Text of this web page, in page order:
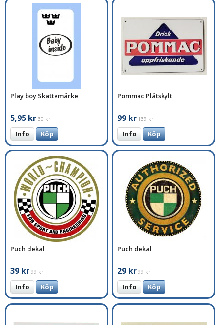
Play boy Skattemärke
5,95 kr 30 kr
Info Köp
Pommac Plåtskylt
99 kr 139 kr
Info Köp
Puch dekal
39 kr 99 kr
Info Köp
Puch dekal
29 kr 99 kr
Info Köp